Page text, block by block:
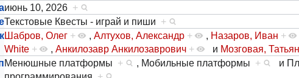
июнь 10, 2026 +
Текстовые Квесты - играй и пиши +
Шабров, Олег + , Алтухов, Александр + , Назаров, Иван +
White + , Анкилозавр Анкилозаврович + и Мозговая,
Менюшные платформы + , Мобильные платформы + и